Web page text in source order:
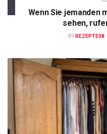
Wenn Sie jemanden
sehen,
BY REZEPTE38